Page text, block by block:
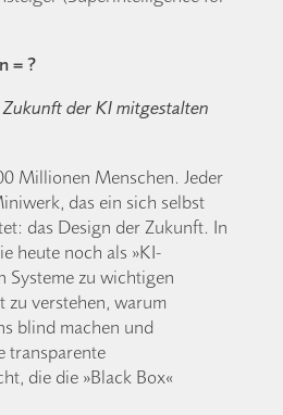
= ?
der KI mitgestalten
Millionen Menschen. Jeder
das ein sich selbst
das Design der Zukunft. In
heute noch als »KI-
Systeme zu wichtigen
zu verstehen, warum
blind machen und
transparente
die die »Black Box«